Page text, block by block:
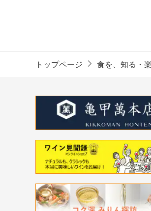
トップページ 食を、知る・